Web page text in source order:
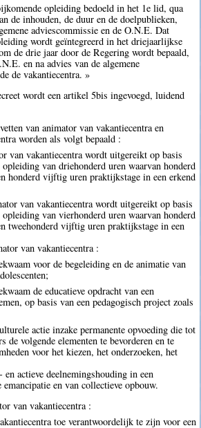
opleiding bedoeld in het 1e lid, qua
de inhouden, de duur en de doelpublieken,
adviescommissie en de O.N.E. Dat
wordt geïntegreerd in het driejaarlijkse
de drie jaar door de Regering wordt bepaald,
en na advies van de algemene
de vakantiecentra. »
wordt een artikel 5bis ingevoegd, luidend
van animator van vakantiecentra en
worden als volgt bepaald :
van vakantiecentra wordt uitgereikt op basis
van driehonderd uren waarvan honderd
honderd vijftig uren praktijkstage in een erkend
van vakantiecentra wordt uitgereikt op basis
van vierhonderd uren waarvan honderd
tweehonderd vijftig uren praktijkstage in een
van vakantiecentra :
voor de begeleiding en de animatie van
de educatieve opdracht van een
op basis van een pedagogisch project zoals
actie inzake permanente opvoeding die tot
de volgende elementen te bevorderen en te
voor het kiezen, het onderzoeken, het
actieve deelnemingshouding in een
en van collectieve opbouw.
van vakantiecentra :
toe verantwoordelijk te zijn voor een